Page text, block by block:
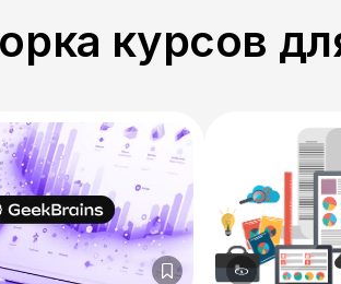
курсов